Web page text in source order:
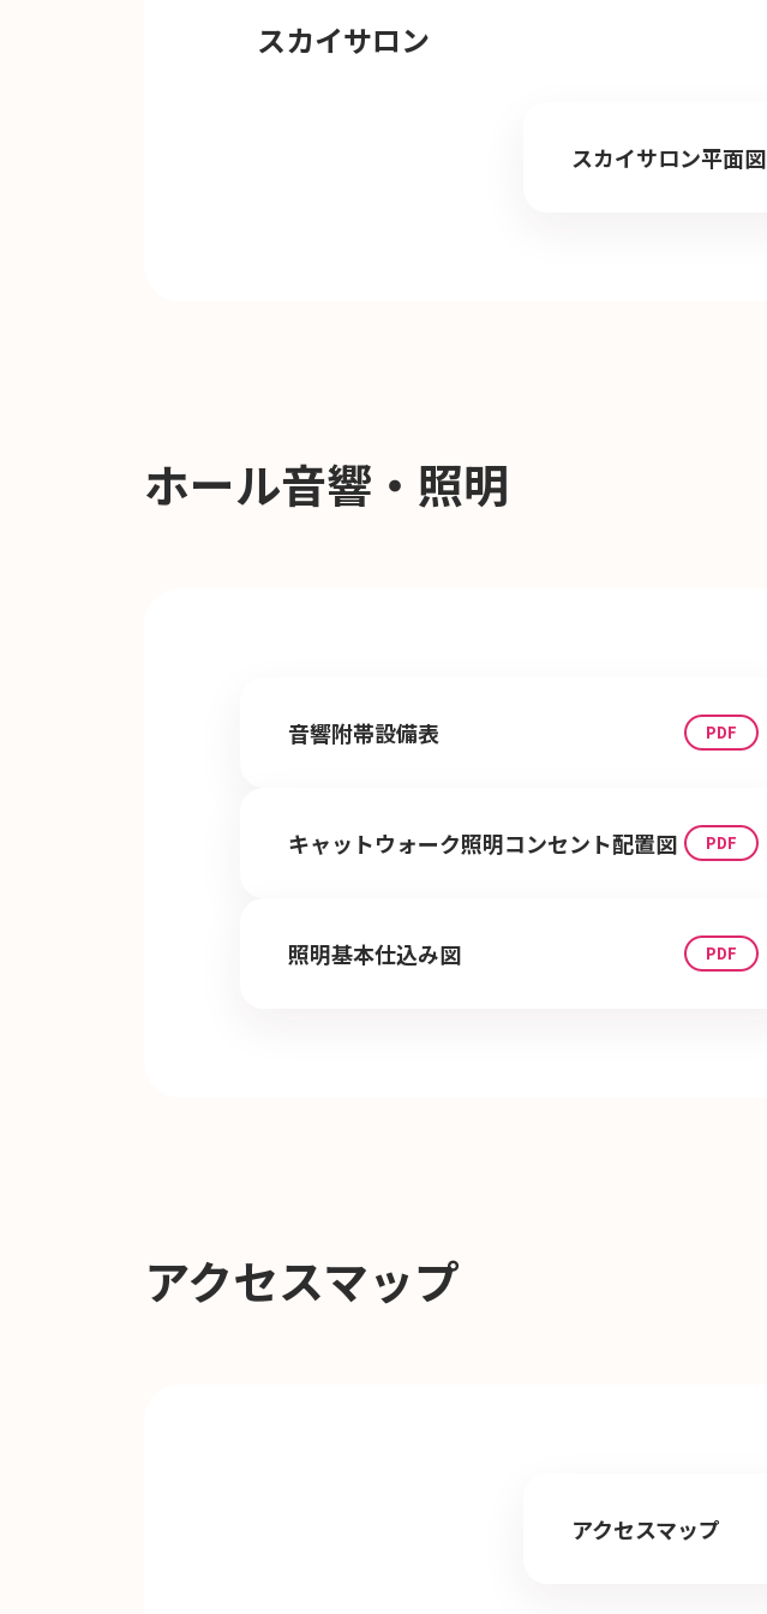
スカイサロン
スカイサロン平面図
ホール音響・照明
音響附帯設備表
キャットウォーク照明コンセント配置図
照明基本仕込み図
アクセスマップ
アクセスマップ